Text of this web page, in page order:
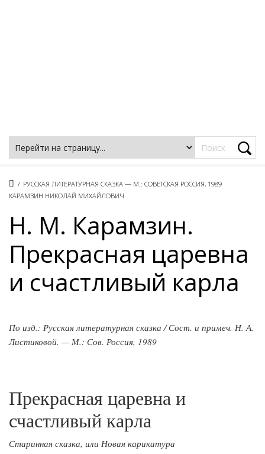
/ РУССКАЯ ЛИТЕРАТУРНАЯ СКАЗКА — М.: СОВЕТСКАЯ РОССИЯ, 1989
КАРАМЗИН НИКОЛАЙ МИХАЙЛОВИЧ
Н. М. Карамзин.
Прекрасная царевна
и счастливый карла
По изд.: Русская литературная сказка / Сост. и примеч. Н. А.
Листиковой. — М.: Сов. Россия, 1989
Прекрасная царевна и
счастливый карла
Старинная сказка, или Новая карикатура